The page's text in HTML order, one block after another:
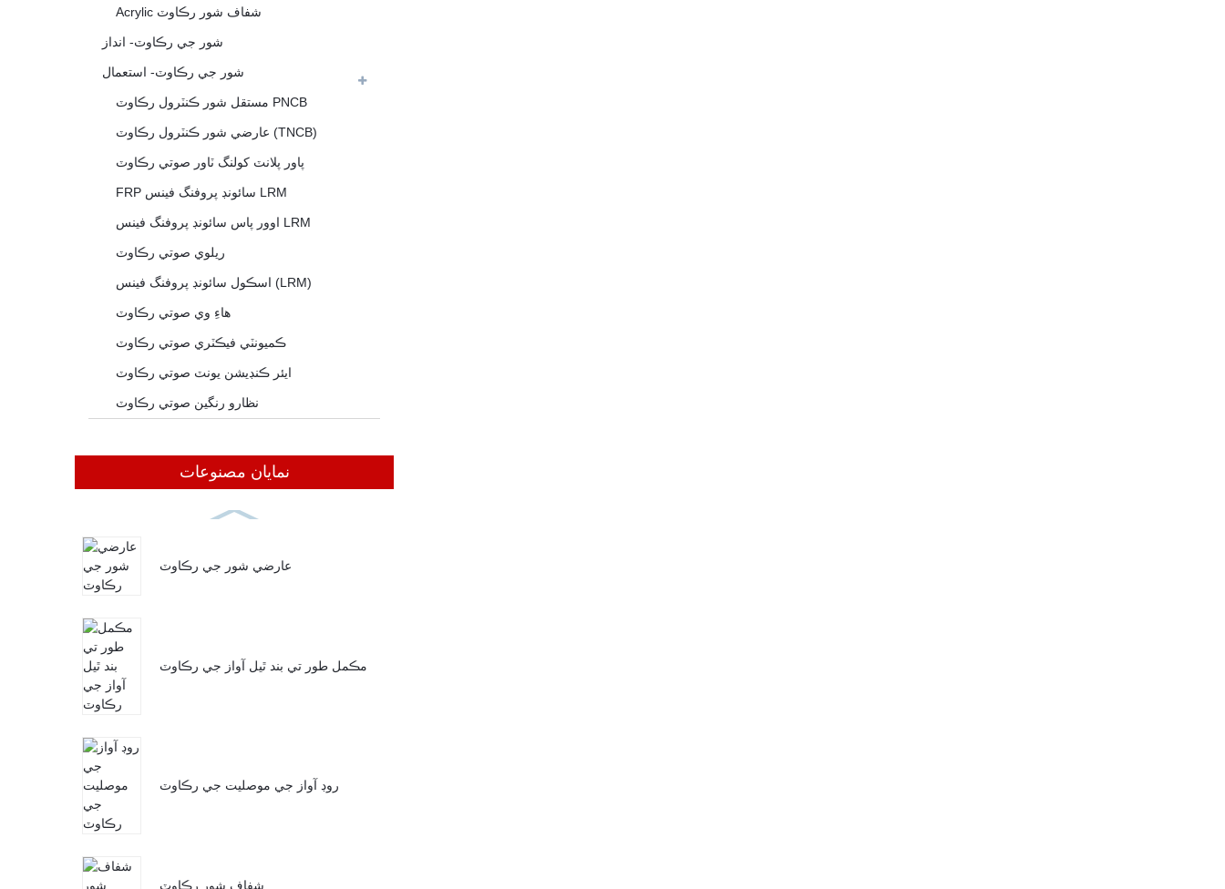
Acrylic شفاف شور رڪاوٽ
شور جي رڪاوٽ- انداز
شور جي رڪاوٽ- استعمال
مستقل شور ڪنٽرول رڪاوٽ PNCB
عارضي شور ڪنٽرول رڪاوٽ (TNCB)
پاور پلانٽ کولنگ ٽاور صوتي رڪاوٽ
FRP سائونڊ پروفنگ فينس LRM
اوور پاس سائونڊ پروفنگ فينس LRM
ريلوي صوتي رڪاوٽ
اسڪول سائونڊ پروفنگ فينس (LRM)
هاءِ وي صوتي رڪاوٽ
ڪميونٽي فيڪٽري صوتي رڪاوٽ
ايئر ڪنڊيشن يونٽ صوتي رڪاوٽ
نظارو رنگين صوتي رڪاوٽ
نمايان مصنوعات
عارضي شور جي رڪاوٽ
مڪمل طور تي بند ٿيل آواز جي رڪاوٽ
روڊ آواز جي موصليت جي رڪاوٽ
شفاف شور رڪاوٽ